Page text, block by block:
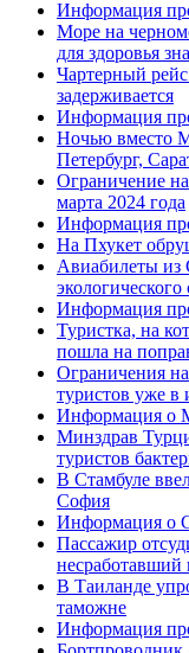
Информация
Море на
для здоровья
Чартерный
задерживается
Информация
Ночью вместо
Петербург,
Ограничение
марта 2024 года
Информация
На Пхукет
Авиабилеты из
экологического
Информация
Туристка, на
пошла на
Ограничения
туристов уже в
Информация о
Минздрав
туристов
В Стамбуле
София
Информация о
Пассажир
несработавший
В Таиланде
таможне
Информация